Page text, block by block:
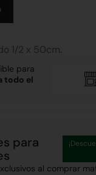
1/2 x 50cm.
para
todo el
para
al comprar